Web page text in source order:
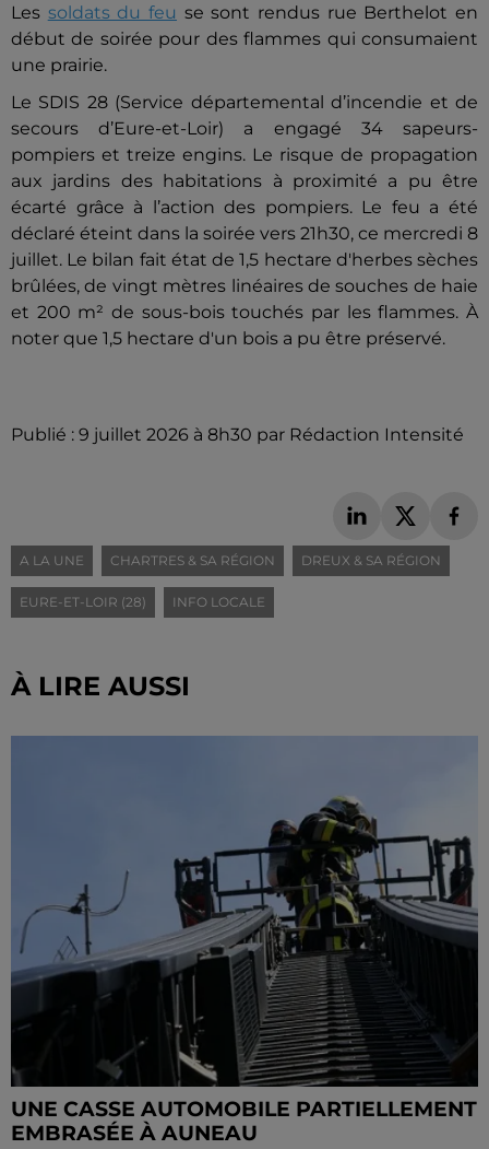
Les soldats du feu se sont rendus rue Berthelot en
début de soirée pour des flammes qui consumaient
une prairie.
Le SDIS 28 (Service départemental d’incendie et de
secours d’Eure-et-Loir) a engagé 34 sapeurs-
pompiers et treize engins. Le risque de propagation
aux jardins des habitations à proximité a pu être
écarté grâce à l’action des pompiers. Le feu a été
déclaré éteint dans la soirée vers 21h30, ce mercredi 8
juillet. Le bilan fait état de 1,5 hectare d'herbes sèches
brûlées, de vingt mètres linéaires de souches de haie
et 200 m² de sous-bois touchés par les flammes. À
noter que 1,5 hectare d'un bois a pu être préservé.
Publié : 9 juillet 2026 à 8h30 par Rédaction Intensité
A LA UNE CHARTRES & SA RÉGION DREUX & SA RÉGION
EURE-ET-LOIR (28) INFO LOCALE
À LIRE AUSSI
UNE CASSE AUTOMOBILE PARTIELLEMENT
EMBRASÉE À AUNEAU